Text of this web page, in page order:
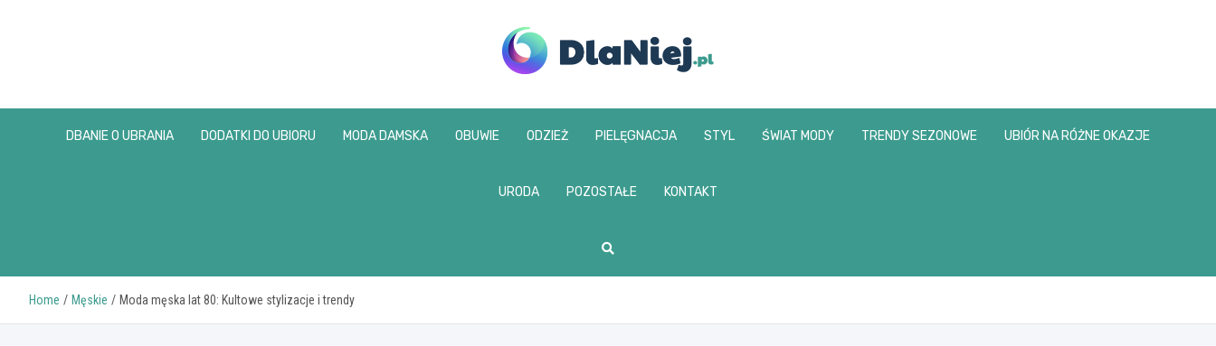
www.dlaniej.pl
DBANIE O UBRANIA DODATKI DO UBIORU MODA DAMSKA OBUWIE ODZIEŻ PIELĘGNACJA STYL ŚWIAT MODY TRENDY SEZONOWE UBIÓR NA RÓŻNE OKAZJE
URODA POZOSTAŁE KONTAKT
Home Męskie Moda męska lat 80: Kultowe stylizacje i trendy